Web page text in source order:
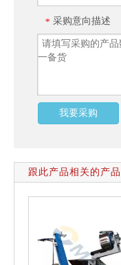
* 采购意向描述
我要采购
跟此产品相关的产品